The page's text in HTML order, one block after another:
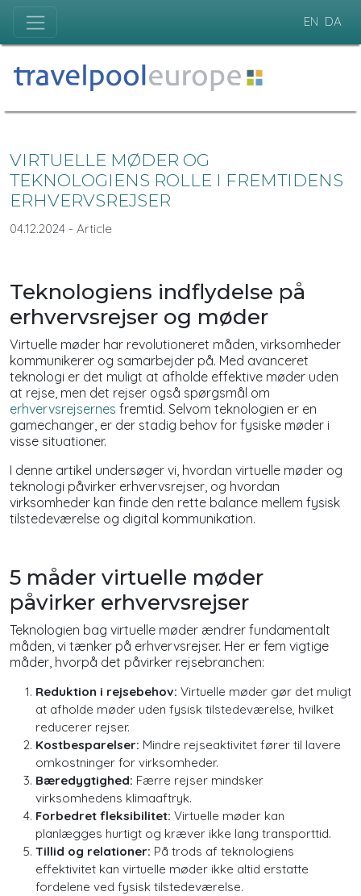
EN DA
VIRTUELLE MØDER OG
TEKNOLOGIENS ROLLE I FREMTIDENS
ERHVERVSREJSER
04.12.2024 - Article
Teknologiens indflydelse på
erhvervsrejser og møder
Virtuelle møder har revolutioneret måden, virksomheder
kommunikerer og samarbejder på. Med avanceret
teknologi er det muligt at afholde effektive møder uden
at rejse, men det rejser også spørgsmål om
erhvervsrejsernes fremtid. Selvom teknologien er en
gamechanger, er der stadig behov for fysiske møder i
visse situationer.
I denne artikel undersøger vi, hvordan virtuelle møder og
teknologi påvirker erhvervsrejser, og hvordan
virksomheder kan finde den rette balance mellem fysisk
tilstedeværelse og digital kommunikation.
5 måder virtuelle møder
påvirker erhvervsrejser
Teknologien bag virtuelle møder ændrer fundamentalt
måden, vi tænker på erhvervsrejser. Her er fem vigtige
måder, hvorpå det påvirker rejsebranchen:
Reduktion i rejsebehov: Virtuelle møder gør det muligt
at afholde møder uden fysisk tilstedeværelse, hvilket
reducerer rejser.
Kostbesparelser: Mindre rejseaktivitet fører til lavere
omkostninger for virksomheder.
Bæredygtighed: Færre rejser mindsker
virksomhedens klimaaftryk.
Forbedret fleksibilitet: Virtuelle møder kan
planlægges hurtigt og kræver ikke lang transporttid.
Tillid og relationer: På trods af teknologiens
effektivitet kan virtuelle møder ikke altid erstatte
fordelene ved fysisk tilstedeværelse.